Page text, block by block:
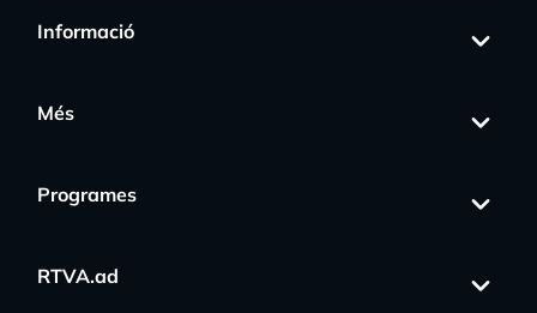
Informació
Més
Programes
RTVA.ad